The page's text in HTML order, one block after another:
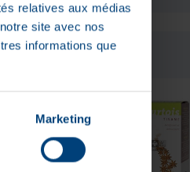
relatives aux médias
site avec nos
informations que
Marketing